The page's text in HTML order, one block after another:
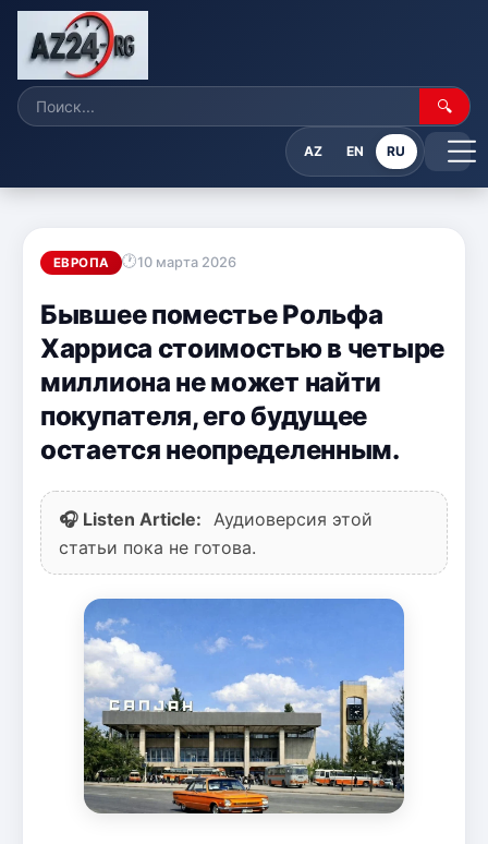
🔍
AZ EN RU
ЕВРОПА 10 марта 2026
Бывшее поместье Рольфа
Харриса стоимостью в четыре
миллиона не может найти
покупателя, его будущее
остается неопределенным.
🎧 Listen Article:
Аудиоверсия этой
статьи пока не готова.